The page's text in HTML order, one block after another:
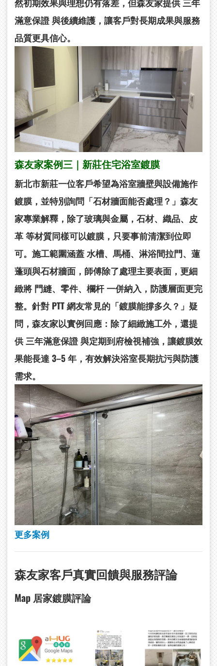
滿意保證與後續維護，讓客戶對長期成果與服務
品質更具信心。
森友家案例三｜新莊住宅浴室鍍膜
新北市新莊一位客戶希望為浴室牆壁與設備施作
鍍膜，並特別詢問「石材牆面能否處理？」森友
家專業解釋，除了玻璃與金屬， 石材、織品、皮
革等材質同樣可以鍍膜，只要事前清潔到位即
可。施工範圍涵蓋 水槽、馬桶、淋浴間拉門、蓮
蓬頭與石材牆面 ，師傅除了處理主要表面，更細
緻將 門縫、零件、欄杆一併納入，防護層面更完
整。針對 PTT 網友常見的「鍍膜能撐多久？」疑
問，森友家以實例回應：除了細緻施工外，還提
供三年滿意保證與定期到府檢視補強，讓鍍膜效
果能長達 3–5年 ，有效解決浴室長期抗污與防護
需求。
更多案例
森友家客戶真實回饋與服務評論
Map 居家鍍膜評論